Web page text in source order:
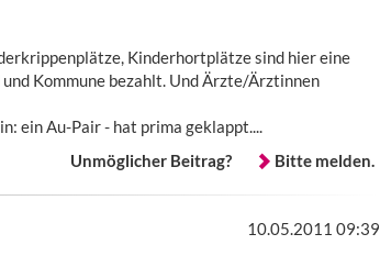
Kinderhortplätze sind hier eine
Kommune bezahlt. Und Ärzte/Ärztinnen
ein Au-Pair - hat prima geklappt....
Unmöglicher Beitrag?
Bitte melden.
10.05.2011 09:39